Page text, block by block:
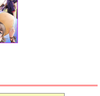
渡辺曜
優木せつ菜